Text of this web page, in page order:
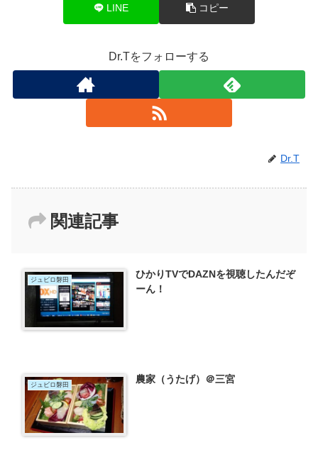
LINE コピー
Dr.Tをフォローする
Dr.T
関連記事
ジュビロ磐田
ひかりTVでDAZNを視聴したんだぞ
ーん！
ジュビロ磐田 農家（うたげ）＠三宮